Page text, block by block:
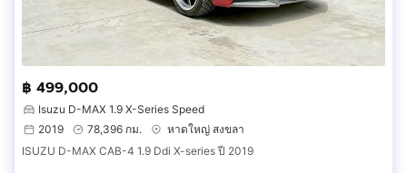
฿ 499,000
Isuzu D-MAX 1.9 X-Series Speed
2019
78,396 กม.
หาดใหญ่ สงขลา
ISUZU D-MAX CAB-4 1.9 Ddi X-series ปี 2019